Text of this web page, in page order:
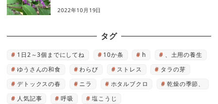
2022年10月19日
タグ
1日2～3個までにしてね 10か条 h
、土用の養生
ゆうさんの和食
わらび ストレス
タラの芽
デトックスの春
ニラ ホタルブクロ
乾燥の季節、
人気記事
呼吸 塩こうじ